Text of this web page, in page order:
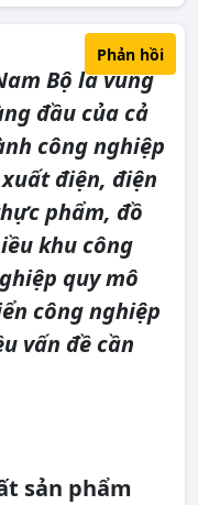
Bộ là vùng
đầu của cả
công nghiệp
điện, điện
phẩm, đồ
khu công
quy mô
công nghiệp
vấn đề cần
Phản hồi
sản phẩm